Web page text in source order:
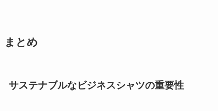
まとめ
サステナブルなビジネスシャツの重要性